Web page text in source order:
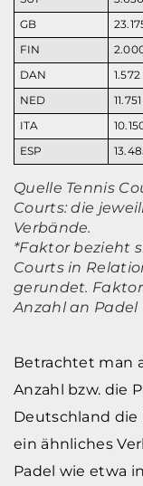
GB
FIN
DAN
1.572
NED
11.751
ITA
ESP
Quelle Tennis
Courts: die
Verbände.
*Faktor bezieht
Courts in
gerundet.
Anzahl an Padel
Betrachtet man
Anzahl bzw. die
Deutschland die
ein ähnliches
Padel wie etwa